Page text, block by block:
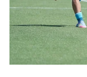
fichajes
Opinión |
García
El Sevilla